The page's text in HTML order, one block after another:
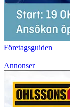
Företagsguiden
Annonser